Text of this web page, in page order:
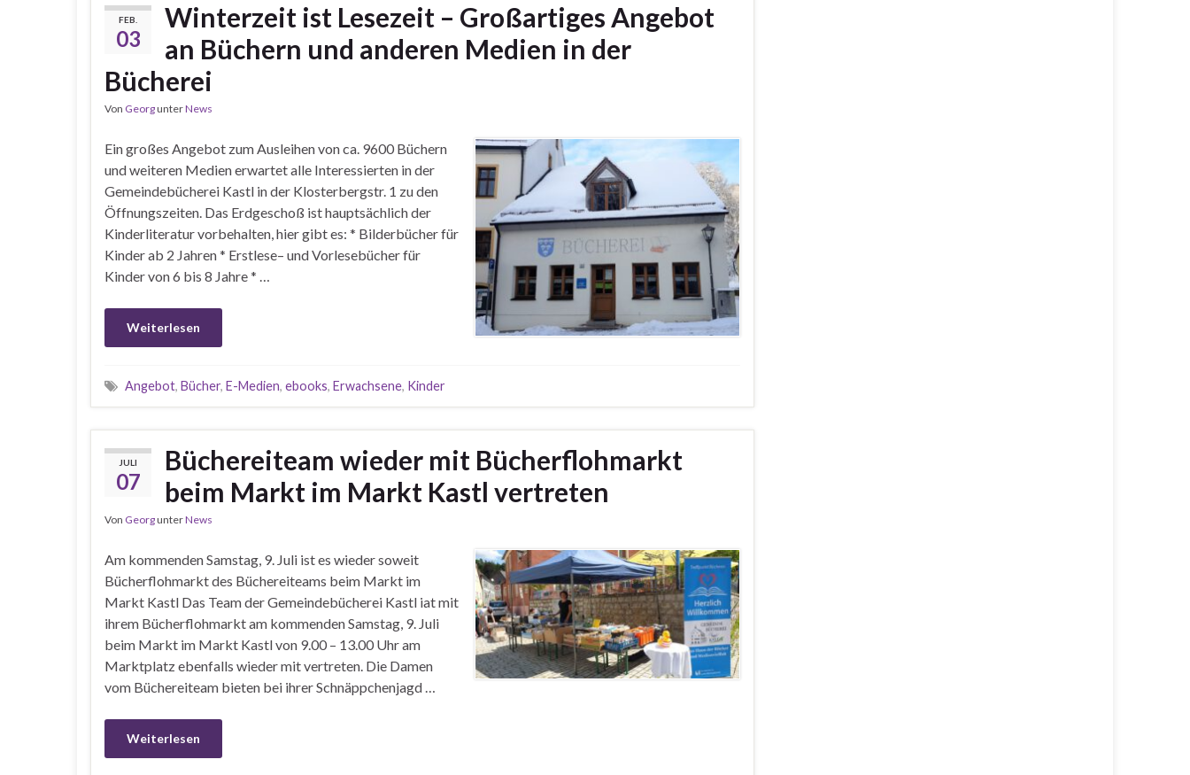
FEB.
03
Winterzeit ist Lesezeit – Großartiges Angebot
an Büchern und anderen Medien in der
Bücherei
Von GeorgunterNews
Ein großes Angebot zum Ausleihen von ca. 9600 Büchern
und weiteren Medien erwartet alle Interessierten in der
Gemeindebücherei Kastl in der Klosterbergstr. 1 zu den
Öffnungszeiten. Das Erdgeschoß ist hauptsächlich der
Kinderliteratur vorbehalten, hier gibt es: * Bilderbücher für
Kinder ab 2 Jahren * Erstlese– und Vorlesebücher für
Kinder von 6 bis 8 Jahre * …
Weiterlesen
Angebot, Bücher, E-Medien, ebooks, Erwachsene, Kinder
JULI
07
Büchereiteam wieder mit Bücherflohmarkt
beim Markt im Markt Kastl vertreten
Von GeorgunterNews
Am kommenden Samstag, 9. Juli ist es wieder soweit
Bücherflohmarkt des Büchereiteams beim Markt im
Markt Kastl Das Team der Gemeindebücherei Kastl iat mit
ihrem Bücherflohmarkt am kommenden Samstag, 9. Juli
beim Markt im Markt Kastl von 9.00 – 13.00 Uhr am
Marktplatz ebenfalls wieder mit vertreten. Die Damen
vom Büchereiteam bieten bei ihrer Schnäppchenjagd …
Weiterlesen